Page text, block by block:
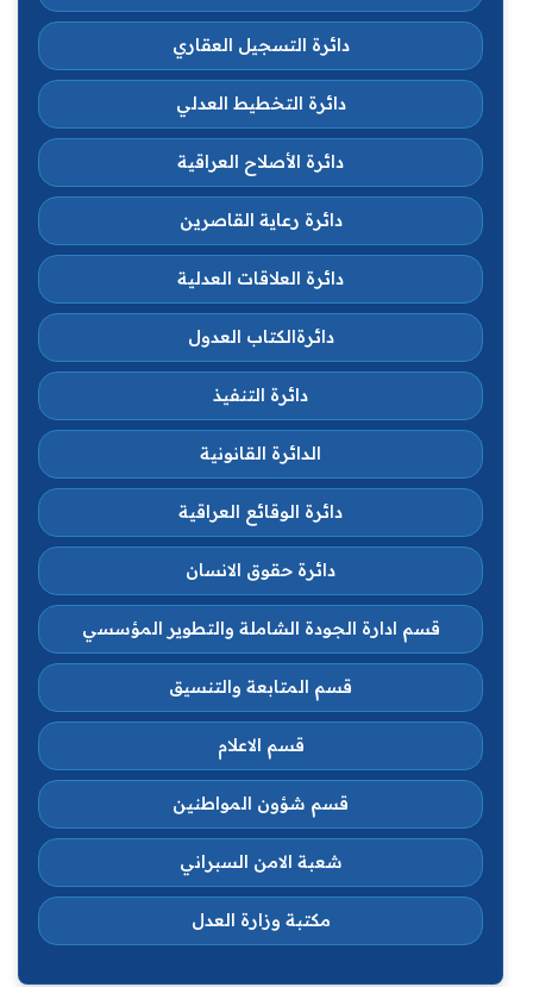
دائرة التسجيل العقاري
دائرة التخطيط العدلي
دائرة الأصلاح العراقية
دائرة رعاية القاصرين
دائرة العلاقات العدلية
دائرةالكتاب العدول
دائرة التنفيذ
الدائرة القانونية
دائرة الوقائع العراقية
دائرة حقوق الانسان
قسم ادارة الجودة الشاملة والتطوير المؤسسي
قسم المتابعة والتنسيق
قسم الاعلام
قسم شؤون المواطنين
شعبة الامن السبراني
مكتبة وزارة العدل